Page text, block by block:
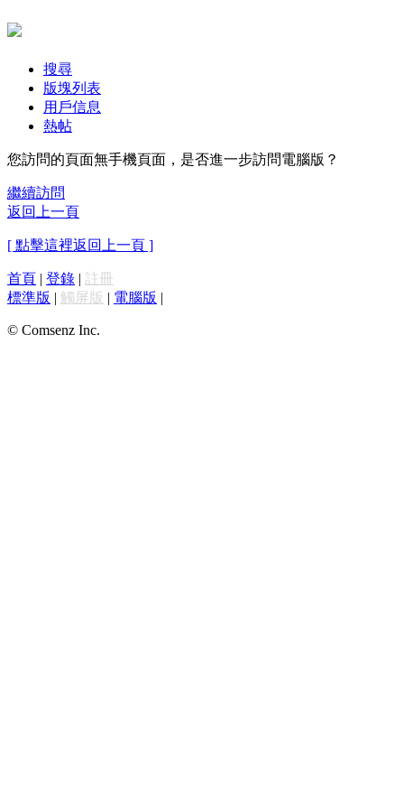
搜尋
版塊列表
用戶信息
熱帖
您訪問的頁面無手機頁面，是否進一步訪問電腦版？
繼續訪問
返回上一頁
[ 點擊這裡返回上一頁 ]
首頁 | 登錄 | 註冊
標準版 | 觸屏版 | 電腦版 |
© Comsenz Inc.